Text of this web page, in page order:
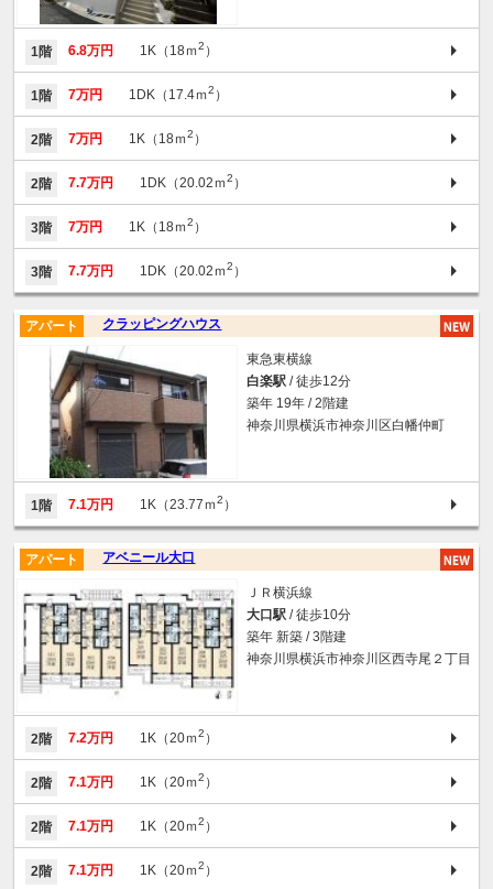
1階 6.8万円 1K（18ｍ2 ）
1階 7万円 1DK（17.4ｍ2 ）
2階 7万円 1K（18ｍ2 ）
2階 7.7万円 1DK（20.02ｍ2 ）
3階 7万円 1K（18ｍ2 ）
3階 7.7万円 1DK（20.02ｍ2 ）
クラッピングハウス
アパート
東急東横線
白楽駅 / 徒歩12分
築年 19年 / 2階建
神奈川県横浜市神奈川区白幡仲町
1階 7.1万円 1K（23.77ｍ2 ）
アベニール大口
アパート
ＪＲ横浜線
大口駅 / 徒歩10分
築年 新築 / 3階建
神奈川県横浜市神奈川区西寺尾２丁目
2階 7.2万円 1K（20ｍ2 ）
2階 7.1万円 1K（20ｍ2 ）
2階 7.1万円 1K（20ｍ2 ）
2階 7.1万円 1K（20ｍ2 ）